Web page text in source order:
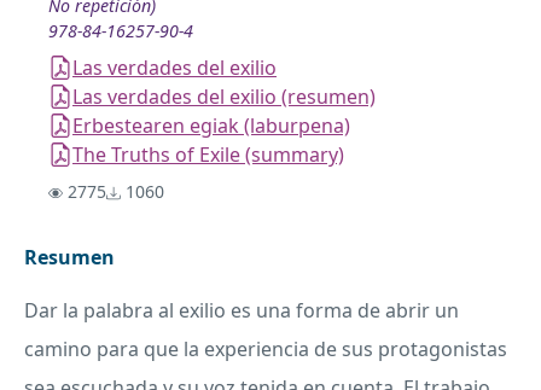
No repetición)
978-84-16257-90-4
Las verdades del exilio
Las verdades del exilio (resumen)
Erbestearen egiak (laburpena)
The Truths of Exile (summary)
2775 1060
Resumen
Dar la palabra al exilio es una forma de abrir un
camino para que la experiencia de sus protagonistas